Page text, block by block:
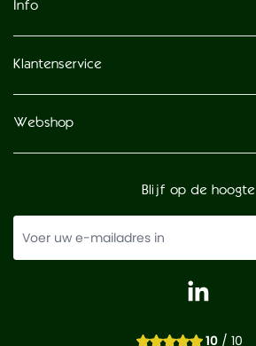
Info
Klantenservice
Webshop
Blijf op de hoogte
10/ 10